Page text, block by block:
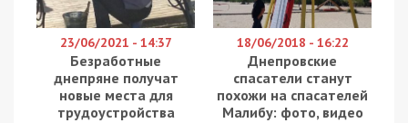
23/06/2021 - 14:37
Безработные
днепряне получат
новые места для
трудоустройства
18/06/2018 - 16:22
Днепровские
спасатели станут
похожи на спасателей
Малибу: фото, видео